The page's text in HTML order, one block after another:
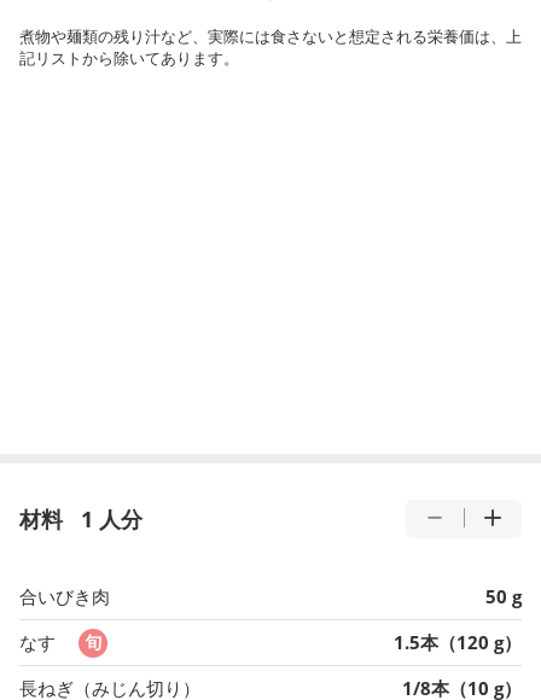
煮物や麺類の残り汁など、実際には食さないと想定される栄養価は、上
記リストから除いてあります。
材料 1 人分
合いびき肉
50 g
なす
1.5本（120 g）
長ねぎ（みじん切り）
1/8本（10 g）